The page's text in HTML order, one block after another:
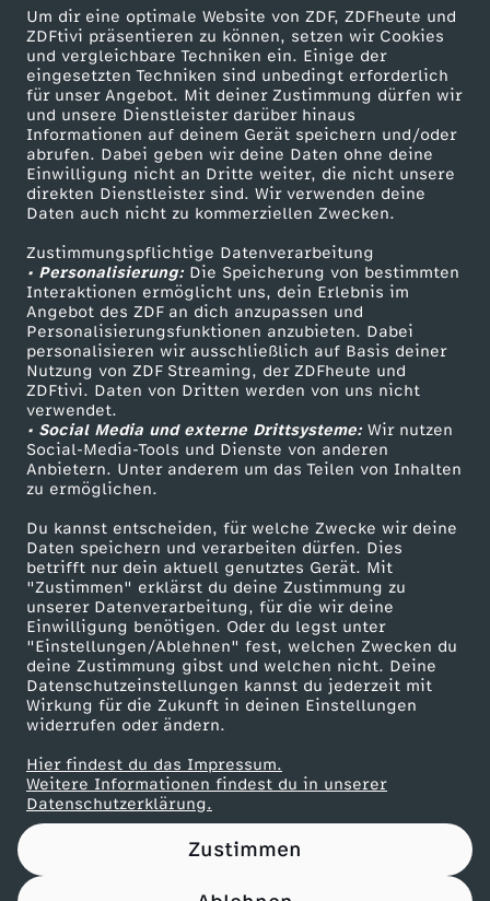
Um dir eine optimale Website von ZDF, ZDFheute und
ZDFtivi präsentieren zu können, setzen wir Cookies
und vergleichbare Techniken ein. Einige der
eingesetzten Techniken sind unbedingt erforderlich
für unser Angebot. Mit deiner Zustimmung dürfen wir
und unsere Dienstleister darüber hinaus
Informationen auf deinem Gerät speichern und/oder
abrufen. Dabei geben wir deine Daten ohne deine
Einwilligung nicht an Dritte weiter, die nicht unsere
direkten Dienstleister sind. Wir verwenden deine
Daten auch nicht zu kommerziellen Zwecken.
Zustimmungspflichtige Datenverarbeitung
• Personalisierung:Die Speicherung von bestimmten
Interaktionen ermöglicht uns, dein Erlebnis im
Angebot des ZDF an dich anzupassen und
Personalisierungsfunktionen anzubieten. Dabei
personalisieren wir ausschließlich auf Basis deiner
Nutzung von ZDF Streaming, der ZDFheute und
ZDFtivi. Daten von Dritten werden von uns nicht
verwendet.
• Social Media und externe Drittsysteme:Wir nutzen
Social-Media-Tools und Dienste von anderen
Anbietern. Unter anderem um das Teilen von Inhalten
zu ermöglichen.
Du kannst entscheiden, für welche Zwecke wir deine
Daten speichern und verarbeiten dürfen. Dies
betrifft nur dein aktuell genutztes Gerät. Mit
"Zustimmen" erklärst du deine Zustimmung zu
unserer Datenverarbeitung, für die wir deine
Einwilligung benötigen. Oder du legst unter
"Einstellungen/Ablehnen" fest, welchen Zwecken du
deine Zustimmung gibst und welchen nicht. Deine
Datenschutzeinstellungen kannst du jederzeit mit
Wirkung für die Zukunft in deinen Einstellungen
widerrufen oder ändern.
Hier findest du das Impressum.
Weitere Informationen findest du in unserer
Datenschutzerklärung.
Zustimmen
2
4
/
2
5
-
W
a
r
u
m
I
n
t
e
r
Mehr ZDF
ZDF-Apps
Smart TV
ZDFtext
Livestreams
Sendungen A-Z
TV-Programm
Service
ZDFmitreden
Kontakt zum ZDF
Tickets
Zuschauerservice
Hilfe
ZDF Unternehmen
Karriere
ZDF goes Schule
Werbefernsehen
Mainzelmännchen
Partner